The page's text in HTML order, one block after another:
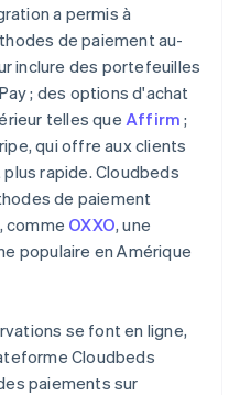
a permis à
de paiement au-
inclure des portefeuilles
; des options d'achat
telles que Affirm ;
qui offre aux clients
rapide. Cloudbeds
de paiement
comme OXXO, une
populaire en Amérique
se font en ligne,
Cloudbeds
paiements sur